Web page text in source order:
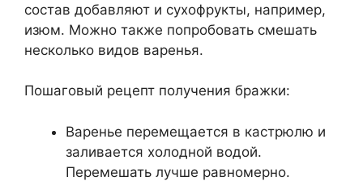
состав добавляют и сухофрукты, например,
изюм. Можно также попробовать смешать
несколько видов варенья.
Пошаговый рецепт получения бражки:
Варенье перемещается в кастрюлю и
заливается холодной водой.
Перемешать лучше равномерно.